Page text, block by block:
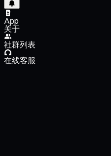
App
关于
社群列表
在线客服